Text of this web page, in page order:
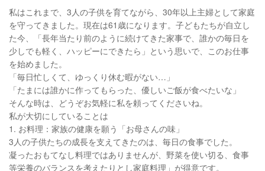
私はこれまで、3人の子供を育てながら、30年以上主婦として家庭
を守ってきました。現在は61歳になります。子どもたちが自立し
た今、「長年当たり前のように続けてきた家事で、誰かの毎日を
少しでも軽く、ハッピーにできたら」という思いで、このお仕事
を始めました。
「毎日忙しくて、ゆっくり休む暇がない…」
「たまには誰かに作ってもらった、優しいご飯が食べたいな」
そんな時は、どうぞお気軽に私を頼ってくださいね。
私が大切にしていることは
1. お料理：家族の健康を願う「お母さんの味」
3人の子供たちの成長を支えてきたのは、毎日の食事でした。
凝ったおもてなし料理ではありませんが、野菜を使い切る、食事
等栄養のバランスを考えたりとし家庭料理」が得意です。